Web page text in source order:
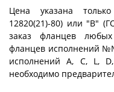
Цена указана
12820(21)-80) или "B"
заказ фланцев
фланцев исполнений
исполнений A, C, L,
необходимо